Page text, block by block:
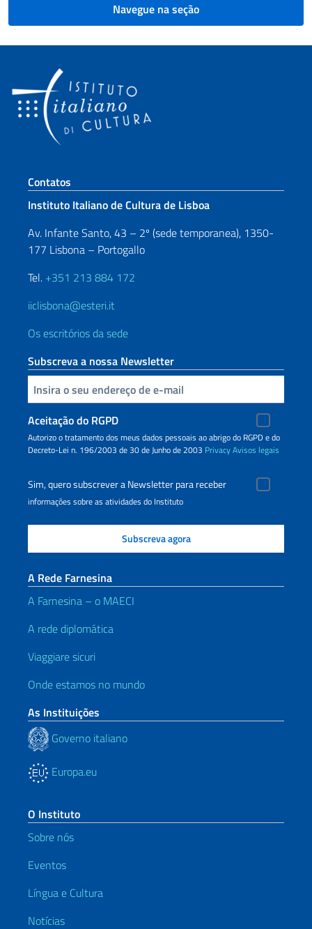
Navegue na seção
Seção de rodapé
Contatos
Instituto Italiano de Cultura de Lisboa
Av. Infante Santo, 43 – 2º (sede temporanea), 1350-
177 Lisbona – Portogallo
Tel. +351 213 884 172
iiclisbona@esteri.it
Os escritórios da sede
Subscreva a nossa Newsletter
Inserisci la tua email
Aceitação do RGPD
Autorizo o tratamento dos meus dados pessoais ao abrigo do RGPD e do
Decreto-Lei n. 196/2003 de 30 de Junho de 2003 PrivacyAvisos legais
Sim, quero subscrever a Newsletter para receber
informações sobre as atividades do Instituto
A Rede Farnesina
A Farnesina – o MAECI
A rede diplomática
Viaggiare sicuri
Onde estamos no mundo
As Instituições
Governo italiano
Europa.eu
O Instituto
Sobre nós
Eventos
Língua e Cultura
Notícias